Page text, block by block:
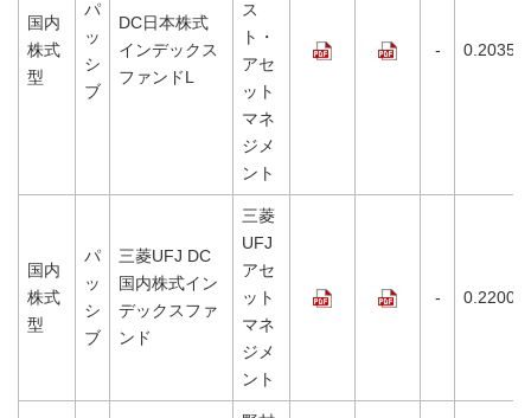
国内
株式
型
パ
ッ
シ
ブ
DC日本株式
インデックス
ファンドL
ス
ト・
アセ
ット
マネ
ジメ
ント
- 0.2035%
国内
株式
型
パ
ッ
シ
ブ
三菱UFJ DC
国内株式イン
デックスファ
ンド
三菱
UFJ
アセ
ット
マネ
ジメ
ント
- 0.2200%